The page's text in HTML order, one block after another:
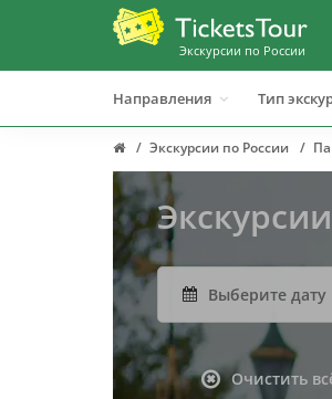
Экскурсии по России
Направления Тип
Экскурсии по России
Очистить